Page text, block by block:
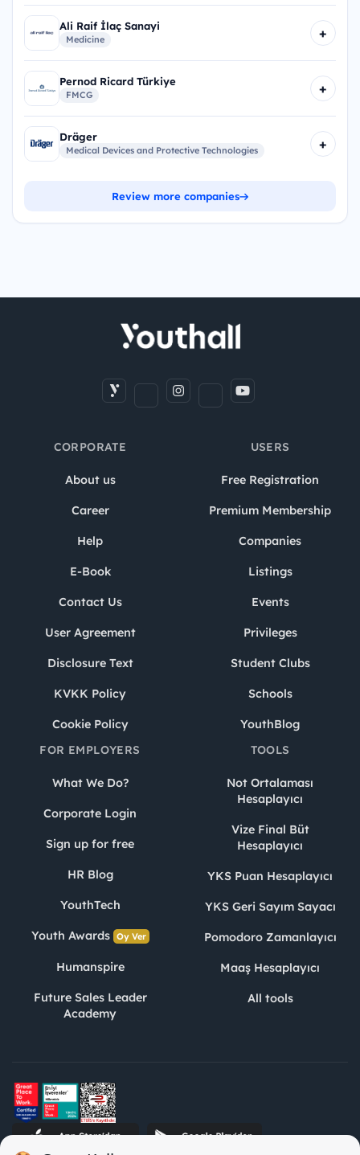
Ali Raif İlaç Sanayi
Medicine +
Pernod Ricard Türkiye
FMCG +
Dräger
Medical Devices and Protective Technologies +
Review more companies
CORPORATE
About us
Career
Help
E-Book
Contact Us
User Agreement
Disclosure Text
KVKK Policy
Cookie Policy
USERS
Free Registration
Premium Membership
Companies
Listings
Events
Privileges
Student Clubs
Schools
YouthBlog
FOR EMPLOYERS
What We Do?
Corporate Login
Sign up for free
HR Blog
YouthTech
Youth Awards Oy Ver
Humanspire
Future Sales Leader
Academy
TOOLS
Not Ortalaması
Hesaplayıcı
Vize Final Büt
Hesaplayıcı
YKS Puan Hesaplayıcı
YKS Geri Sayım Sayacı
Pomodoro Zamanlayıcı
Maaş Hesaplayıcı
All tools